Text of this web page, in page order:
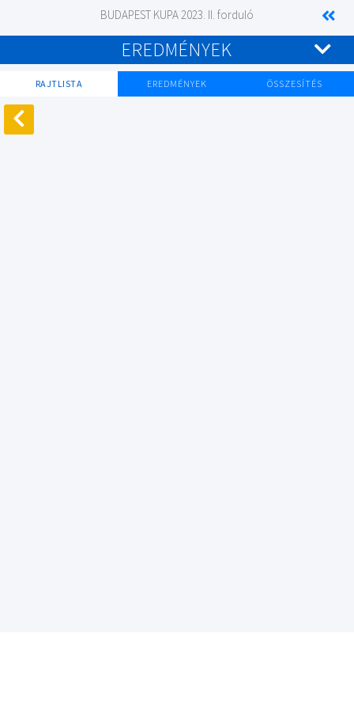
BUDAPEST KUPA 2023. II. forduló
EREDMÉNYEK
RAJTLISTA EREDMÉNYEK ÖSSZESÍTÉS